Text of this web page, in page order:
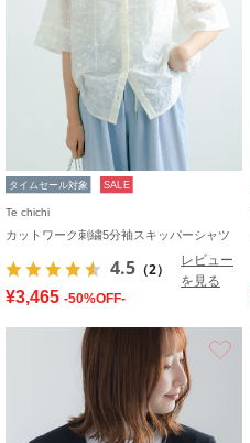
タイムセール対象 SALE
Te chichi
カットワーク刺繍5分袖スキッパーシャツ
4.5 （2）
レビュー
を見る
¥3,465 -50%OFF-